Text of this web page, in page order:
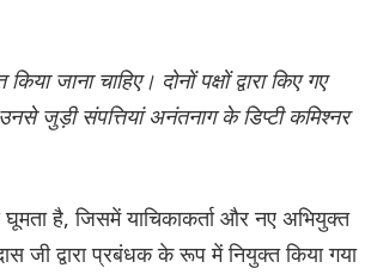
जाना चाहिए। दोनों पक्षों द्वारा किए गए
उनसे जुड़ी संपत्तियां अनंतनाग के डिप्टी कमिश्नर
घूमता है, जिसमें याचिकाकर्ता और नए अभियुक्त
जी द्वारा प्रबंधक के रूप में नियुक्त किया गया